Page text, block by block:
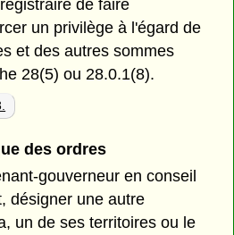
de faire
un privilège à l'égard de
et des autres sommes
28(5) ou 28.0.1(8).
des ordres
gouverneur en conseil
désigner une autre
un de ses territoires ou le